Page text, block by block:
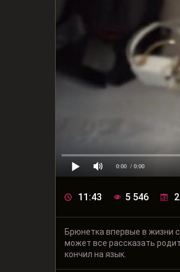
0:00 / 0:00
11:43 5 546
Брюнетка впервые в жизни
может все рассказать
кончил на язык.